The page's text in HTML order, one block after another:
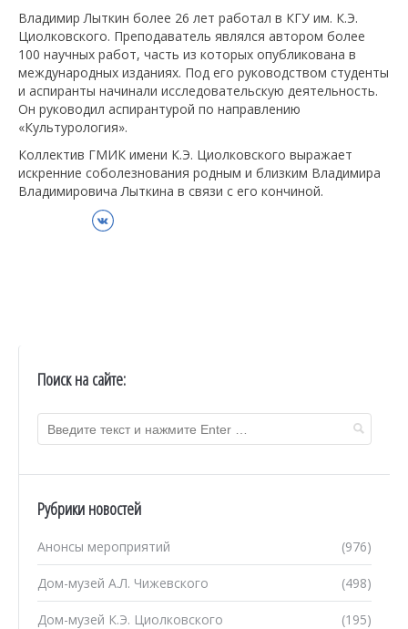
Владимир Лыткин более 26 лет работал в КГУ им. К.Э.
Циолковского. Преподаватель являлся автором более
100 научных работ, часть из которых опубликована в
международных изданиях. Под его руководством студенты
и аспиранты начинали исследовательскую деятельность.
Он руководил аспирантурой по направлению
«Культурология».
Коллектив ГМИК имени К.Э. Циолковского выражает
искренние соболезнования родным и близким Владимира
Владимировича Лыткина в связи с его кончиной.
ВКонтакте
Поиск на сайте:
Рубрики новостей
(976)
Анонсы мероприятий
(498)
Дом-музей А.Л. Чижевского
(195)
Дом-музей К.Э. Циолковского